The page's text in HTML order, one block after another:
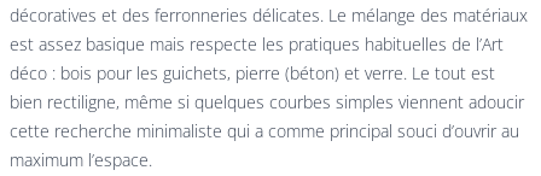
décoratives et des ferronneries délicates. Le mélange des matériaux
est assez basique mais respecte les pratiques habituelles de l’Art
déco : bois pour les guichets, pierre (béton) et verre. Le tout est
bien rectiligne, même si quelques courbes simples viennent adoucir
cette recherche minimaliste qui a comme principal souci d’ouvrir au
maximum l’espace.